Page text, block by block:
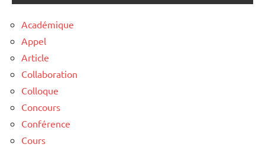
Académique
Appel
Article
Collaboration
Colloque
Concours
Conférence
Cours